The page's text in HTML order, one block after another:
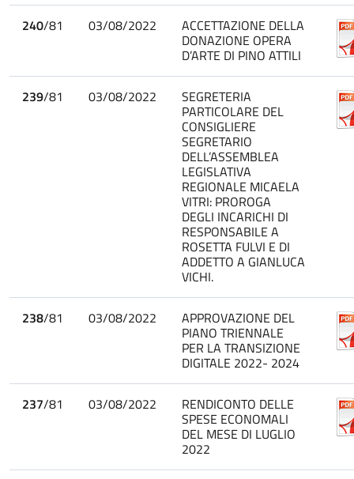
240/81 03/08/2022 ACCETTAZIONE DELLA
DONAZIONE OPERA
D’ARTE DI PINO ATTILI
239/81 03/08/2022 SEGRETERIA
PARTICOLARE DEL
CONSIGLIERE
SEGRETARIO
DELL’ASSEMBLEA
LEGISLATIVA
REGIONALE MICAELA
VITRI: PROROGA
DEGLI INCARICHI DI
RESPONSABILE A
ROSETTA FULVI E DI
ADDETTO A GIANLUCA
VICHI.
238/81 03/08/2022 APPROVAZIONE DEL
PIANO TRIENNALE
PER LA TRANSIZIONE
DIGITALE 2022- 2024
237/81 03/08/2022 RENDICONTO DELLE
SPESE ECONOMALI
DEL MESE DI LUGLIO
2022